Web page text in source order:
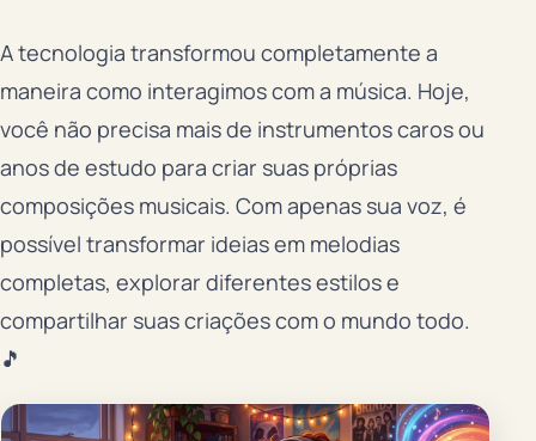
A tecnologia transformou completamente a
maneira como interagimos com a música. Hoje,
você não precisa mais de instrumentos caros ou
anos de estudo para criar suas próprias
composições musicais. Com apenas sua voz, é
possível transformar ideias em melodias
completas, explorar diferentes estilos e
compartilhar suas criações com o mundo todo.
🎵